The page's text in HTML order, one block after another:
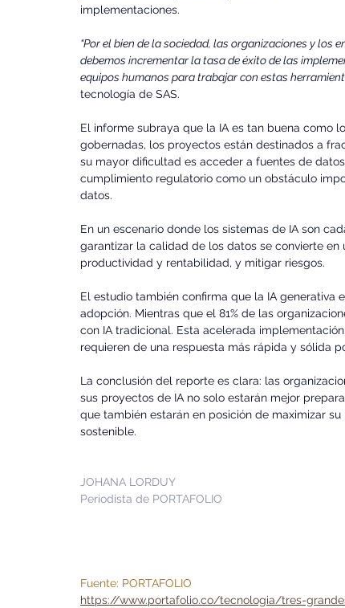
implementaciones.
“Por el bien de la sociedad, las organizaciones y los
debemos incrementar la tasa de éxito de las
equipos humanos para trabajar con estas
tecnología de SAS.
El informe subraya que la IA es tan buena como
gobernadas, los proyectos están destinados a
su mayor dificultad es acceder a fuentes de
cumplimiento regulatorio como un obstáculo
datos.
En un escenario donde los sistemas de IA son
garantizar la calidad de los datos se convierte
productividad y rentabilidad, y mitigar riesgos.
El estudio también confirma que la IA
adopción. Mientras que el 81% de las
con IA tradicional. Esta acelerada
requieren de una respuesta más rápida y sólida
La conclusión del reporte es clara: las
sus proyectos de IA no solo estarán mejor
que también estarán en posición de maximizar
sostenible.
JOHANA LORDUY
Periodista de PORTAFOLIO
Fuente: PORTAFOLIO
https://www.portafolio.co/tecnologia/tres-